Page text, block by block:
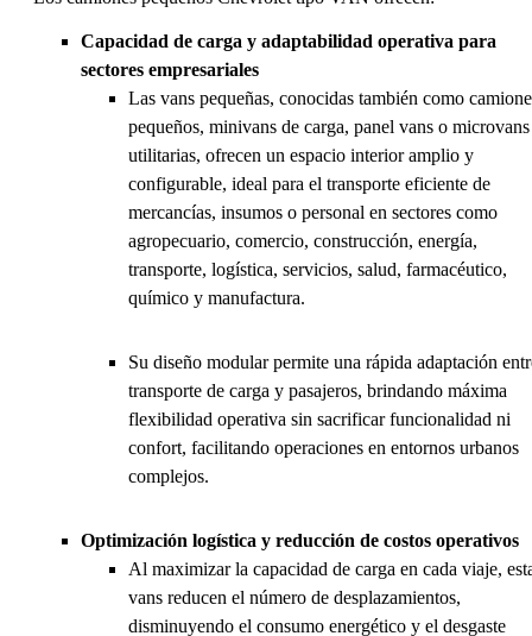
Capacidad de carga y adaptabilidad operativa para
sectores empresariales
Las vans pequeñas, conocidas también como
pequeños, minivans de carga, panel vans o microvans
utilitarias, ofrecen un espacio interior amplio y
configurable, ideal para el transporte eficiente de
mercancías, insumos o personal en sectores como
agropecuario, comercio, construcción, energía,
transporte, logística, servicios, salud, farmacéutico,
químico y manufactura.
Su diseño modular permite una rápida adaptación
transporte de carga y pasajeros, brindando máxima
flexibilidad operativa sin sacrificar funcionalidad ni
confort, facilitando operaciones en entornos urbanos
complejos.
Optimización logística y reducción de costos operativos
Al maximizar la capacidad de carga en cada viaje,
vans reducen el número de desplazamientos,
disminuyendo el consumo energético y el desgaste